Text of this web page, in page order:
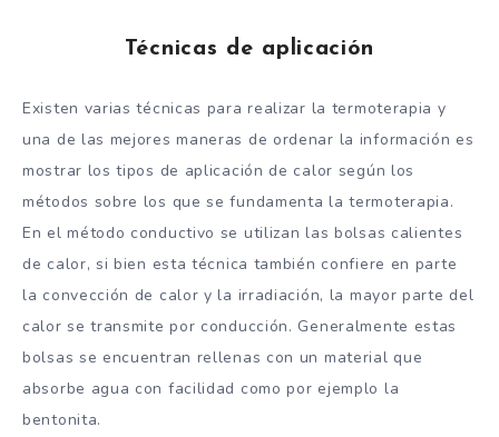
Técnicas de aplicación
Existen varias técnicas para realizar la termoterapia y
una de las mejores maneras de ordenar la información es
mostrar los tipos de aplicación de calor según los
métodos sobre los que se fundamenta la termoterapia.
En el método conductivo se utilizan las bolsas calientes
de calor, si bien esta técnica también confiere en parte
la convección de calor y la irradiación, la mayor parte del
calor se transmite por conducción. Generalmente estas
bolsas se encuentran rellenas con un material que
absorbe agua con facilidad como por ejemplo la
bentonita.